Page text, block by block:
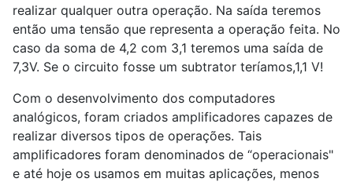
realizar qualquer outra operação. Na saída teremos
então uma tensão que representa a operação feita. No
caso da soma de 4,2 com 3,1 teremos uma saída de
7,3V. Se o circuito fosse um subtrator teríamos,1,1 V!
Com o desenvolvimento dos computadores
analógicos, foram criados amplificadores capazes de
realizar diversos tipos de operações. Tais
amplificadores foram denominados de “operacionais"
e até hoje os usamos em muitas aplicações, menos